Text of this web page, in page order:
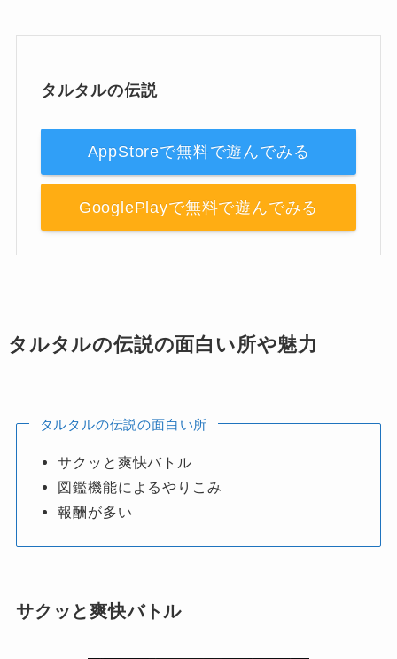
タルタルの伝説
AppStoreで無料で遊んでみる
GooglePlayで無料で遊んでみる
タルタルの伝説の面白い所や魅力
タルタルの伝説の面白い所
サクッと爽快バトル
図鑑機能によるやりこみ
報酬が多い
サクッと爽快バトル